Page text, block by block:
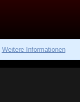
Weitere Informationen